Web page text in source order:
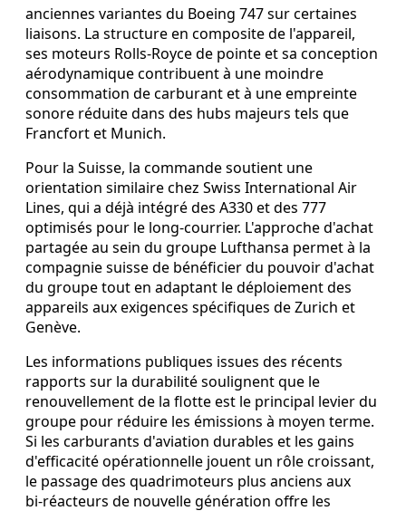
anciennes variantes du Boeing 747 sur certaines
liaisons. La structure en composite de l'appareil,
ses moteurs Rolls‑Royce de pointe et sa conception
aérodynamique contribuent à une moindre
consommation de carburant et à une empreinte
sonore réduite dans des hubs majeurs tels que
Francfort et Munich.
Pour la Suisse, la commande soutient une
orientation similaire chez Swiss International Air
Lines, qui a déjà intégré des A330 et des 777
optimisés pour le long‑courrier. L'approche d'achat
partagée au sein du groupe Lufthansa permet à la
compagnie suisse de bénéficier du pouvoir d'achat
du groupe tout en adaptant le déploiement des
appareils aux exigences spécifiques de Zurich et
Genève.
Les informations publiques issues des récents
rapports sur la durabilité soulignent que le
renouvellement de la flotte est le principal levier du
groupe pour réduire les émissions à moyen terme.
Si les carburants d'aviation durables et les gains
d'efficacité opérationnelle jouent un rôle croissant,
le passage des quadrimoteurs plus anciens aux
bi‑réacteurs de nouvelle génération offre les